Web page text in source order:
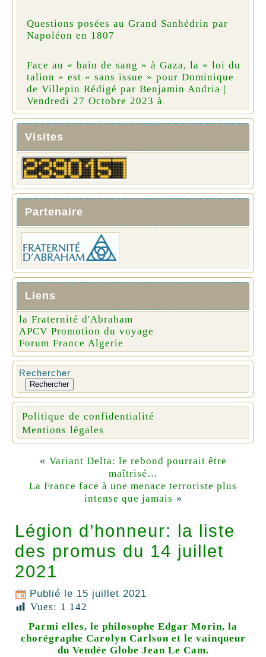
Questions posées au Grand Sanhédrin par
Napoléon en 1807
Face au « bain de sang » à Gaza, la « loi du
talion » est « sans issue » pour Dominique
de Villepin Rédigé par Benjamin Andria |
Vendredi 27 Octobre 2023 à
Visites
Partenaire
Liens
la Fraternité d'Abraham
APCV Promotion du voyage
Forum France Algerie
Rechercher
Rechercher
Politique de confidentialité
Mentions légales
« Variant Delta: le rebond pourrait être
maîtrisé…
La France face à une menace terroriste plus
intense que jamais »
Légion d’honneur: la liste
des promus du 14 juillet
2021
Publié le 15 juillet 2021
Vues: 1 142
Parmi elles, le philosophe Edgar Morin, la
chorégraphe Carolyn Carlson et le vainqueur
du Vendée Globe Jean Le Cam.